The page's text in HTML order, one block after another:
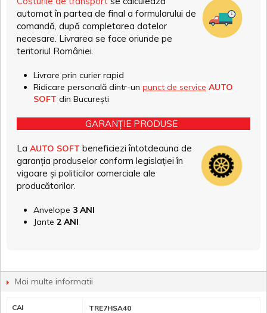
automat în partea de final a formularului de
comandă, după completarea datelor
necesare. Livrarea se face oriunde pe
teritoriul României.
Livrare prin curier rapid
Ridicare personală dintr-un punct de service AUTO
SOFT din București
GARANȚIE PRODUSE
La AUTO SOFT beneficiezi întotdeauna de
garanția produselor conform legislației în
vigoare și politicilor comerciale ale
producătorilor.
Anvelope 3 ANI
Jante 2 ANI
Mai multe informatii
CAI TRE7HSA40